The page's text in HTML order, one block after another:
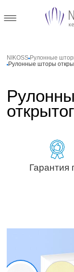
NIKOSS Рулонные
Рулонные шторы
Гарантия